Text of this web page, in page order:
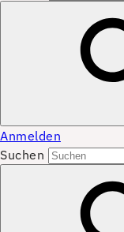
Anmelden
Suchen